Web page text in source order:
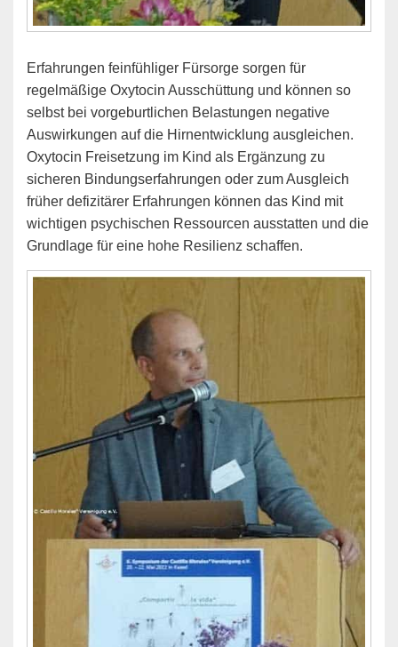
Erfahrungen feinfühliger Fürsorge sorgen für
regelmäßige Oxytocin Ausschüttung und können so
selbst bei vorgeburtlichen Belastungen negative
Auswirkungen auf die Hirnentwicklung ausgleichen.
Oxytocin Freisetzung im Kind als Ergänzung zu
sicheren Bindungserfahrungen oder zum Ausgleich
früher defizitärer Erfahrungen können das Kind mit
wichtigen psychischen Ressourcen ausstatten und die
Grundlage für eine hohe Resilienz schaffen.